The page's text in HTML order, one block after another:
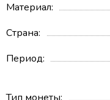
Материал
Страна
Период